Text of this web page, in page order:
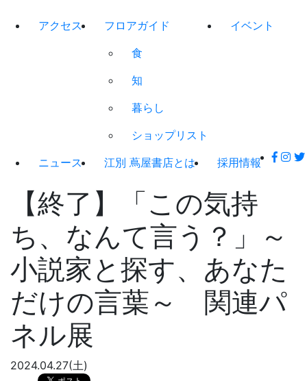
アクセス
フロアガイド
食
知
暮らし
ショップリスト
イベント
ニュース 江別 蔦屋書店とは 採用情報
【終了】「この気持
ち、なんて言う？」～
小説家と探す、あなた
だけの言葉～ 関連パ
ネル展
2024.04.27(土)